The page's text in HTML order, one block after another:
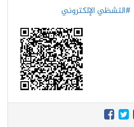
#التشظي الإلكتروني